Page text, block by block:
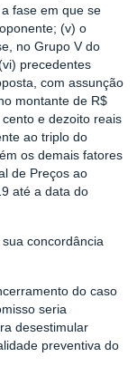
fase em que se
(v) o
no Grupo V do
precedentes
com assunção
montante de R$
e dezoito reais
ao triplo do
os demais fatores
de Preços ao
até a data do
concordância
do caso
seria
desestimular
preventiva do